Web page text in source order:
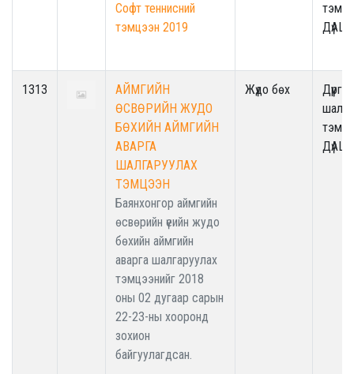
Софт теннисний
тэмцээн 2019
1313
АЙМГИЙН
ӨСВӨРИЙН ЖУДО
БӨХИЙН АЙМГИЙН
АВАРГА
ШАЛГАРУУЛАХ
ТЭМЦЭЭН
Баянхонгор аймгийн
өсвөрийн үеийн жудо
бөхийн аймгийн
аварга шалгаруулах
тэмцээнийг 2018
оны 02 дугаар сарын
22-23-ны хооронд
зохион
байгуулагдсан.
Жүдо бөх